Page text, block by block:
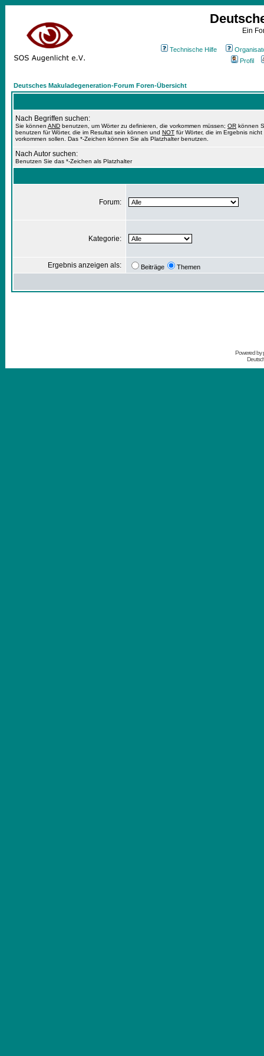
Ein
Technische Hilfe
Profil
Deutsches Makuladegeneration-Forum Foren-Übersicht
Nach Begriffen suchen:
Sie können AND benutzen, um Wörter zu definieren, die vorkommen müssen; OR können
benutzen für Wörter, die im Resultat sein können und NOT für Wörter, die im Ergebnis nicht
vorkommen sollen. Das *-Zeichen können Sie als Platzhalter benutzen.
Nach Autor suchen:
Benutzen Sie das *-Zeichen als Platzhalter
Forum:
Kategorie:
Ergebnis anzeigen als: Beiträge Themen
Powered by